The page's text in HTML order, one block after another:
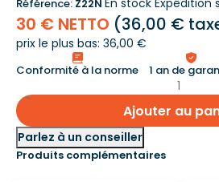
Référence: Z22N En stock Expédition
30 € NETTO (36,00 €
prix le plus bas: 36,00 €
Conformité à la norme 1 an de
Ajouter au
Parlez à un conseiller
Produits complémentaires